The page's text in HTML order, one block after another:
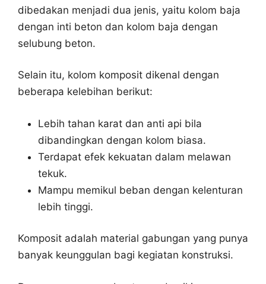
dibedakan menjadi dua jenis, yaitu kolom baja
dengan inti beton dan kolom baja dengan
selubung beton.
Selain itu, kolom komposit dikenal dengan
beberapa kelebihan berikut:
Lebih tahan karat dan anti api bila
dibandingkan dengan kolom biasa.
Terdapat efek kekuatan dalam melawan
tekuk.
Mampu memikul beban dengan kelenturan
lebih tinggi.
Komposit adalah material gabungan yang punya
banyak keunggulan bagi kegiatan konstruksi.